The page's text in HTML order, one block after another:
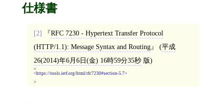
仕様書
[2]
RFC 7230 - Hypertext Transfer Protocol
(HTTP/1.1): Message Syntax and Routing
(平成
26(2014)年6月6日(金) 16時59分35秒版)
<
https://tools.ietf.org/html/rfc7230#section-5.7
>